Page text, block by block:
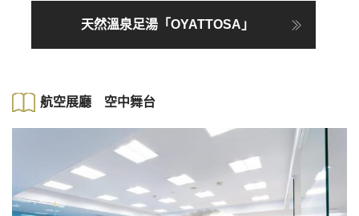
天然溫泉足湯「OYATTOSA」
航空展廳 空中舞台